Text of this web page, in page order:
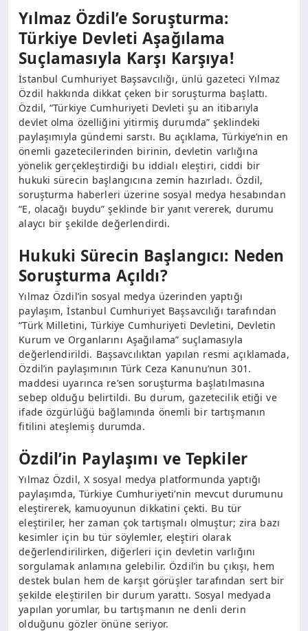
Yılmaz Özdil’e Soruşturma:
Türkiye Devleti Aşağılama
Suçlamasıyla Karşı Karşıya!
İstanbul Cumhuriyet Başsavcılığı, ünlü gazeteci Yılmaz
Özdil hakkında dikkat çeken bir soruşturma başlattı.
Özdil, “Türkiye Cumhuriyeti Devleti şu an itibarıyla
devlet olma özelliğini yitirmiş durumda” şeklindeki
paylaşımıyla gündemi sarstı. Bu açıklama, Türkiye’nin en
önemli gazetecilerinden birinin, devletin varlığına
yönelik gerçekleştirdiği bu iddialı eleştiri, ciddi bir
hukuki sürecin başlangıcına zemin hazırladı. Özdil,
soruşturma haberleri üzerine sosyal medya hesabından
“E, olacağı buydu” şeklinde bir yanıt vererek, durumu
alaycı bir şekilde değerlendirdi.
Hukuki Sürecin Başlangıcı: Neden
Soruşturma Açıldı?
Yılmaz Özdil’in sosyal medya üzerinden yaptığı
paylaşım, İstanbul Cumhuriyet Başsavcılığı tarafından
“Türk Milletini, Türkiye Cumhuriyeti Devletini, Devletin
Kurum ve Organlarını Aşağılama” suçlamasıyla
değerlendirildi. Başsavcılıktan yapılan resmi açıklamada,
Özdil’in paylaşımının Türk Ceza Kanunu’nun 301.
maddesi uyarınca re’sen soruşturma başlatılmasına
sebep olduğu belirtildi. Bu durum, gazetecilik etiği ve
ifade özgürlüğü bağlamında önemli bir tartışmanın
fitilini ateşlemiş durumda.
Özdil’in Paylaşımı ve Tepkiler
Yılmaz Özdil, X sosyal medya platformunda yaptığı
paylaşımda, Türkiye Cumhuriyeti’nin mevcut durumunu
eleştirerek, kamuoyunun dikkatini çekti. Bu tür
eleştiriler, her zaman çok tartışmalı olmuştur; zira bazı
kesimler için bu tür söylemler, eleştiri olarak
değerlendirilirken, diğerleri için devletin varlığını
sorgulamak anlamına gelebilir. Özdil’in bu çıkışı, hem
destek bulan hem de karşıt görüşler tarafından sert bir
şekilde eleştirilen bir durum yarattı. Sosyal medyada
yapılan yorumlar, bu tartışmanın ne denli derin
olduğunu gözler önüne seriyor.